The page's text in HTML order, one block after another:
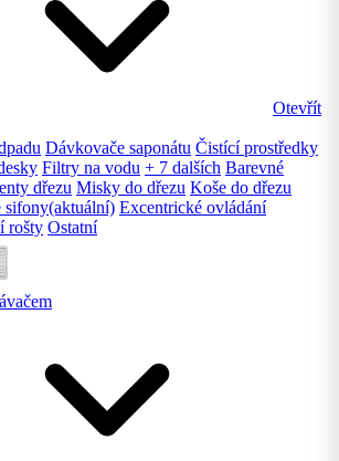
Otevřít
Dávkovače saponátu Čistící prostředky
Filtry na vodu + 7 dalších Barevné
dřezu Misky do dřezu Koše do dřezu
sifony(aktuální) Excentrické ovládání
rošty Ostatní